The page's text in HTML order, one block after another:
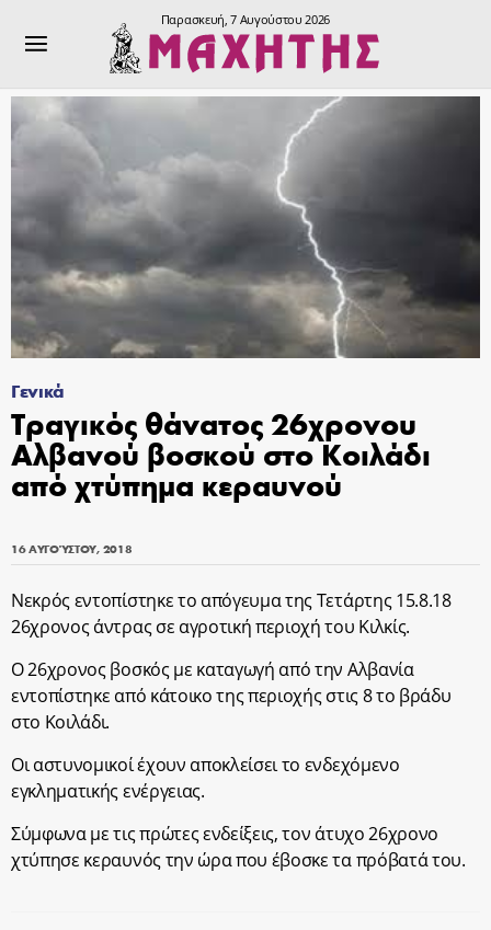
Παρασκευή, 7 Αυγούστου 2026
Γενικά
Τραγικός θάνατος 26χρονου
Αλβανού βοσκού στο Κοιλάδι
από χτύπημα κεραυνού
16 ΑΥΓΟΎΣΤΟΥ, 2018
Νεκρός εντοπίστηκε το απόγευμα της Τετάρτης 15.8.18
26χρονος άντρας σε αγροτική περιοχή του Κιλκίς.
Ο 26χρονος βοσκός με καταγωγή από την Αλβανία
εντοπίστηκε από κάτοικο της περιοχής στις 8 το βράδυ
στο Κοιλάδι.
Οι αστυνομικοί έχουν αποκλείσει το ενδεχόμενο
εγκληματικής ενέργειας.
Σύμφωνα με τις πρώτες ενδείξεις, τον άτυχο 26χρονο
χτύπησε κεραυνός την ώρα που έβοσκε τα πρόβατά του.